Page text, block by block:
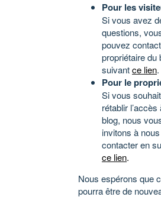
Pour les
Si vous avez
questions,
pouvez
propriétaire du
suivantce lien.
Pour le
Si vous
rétablir
blog, nous
invitons à nous
contacter en
ce lien.
Nous espérons que
pourra être de